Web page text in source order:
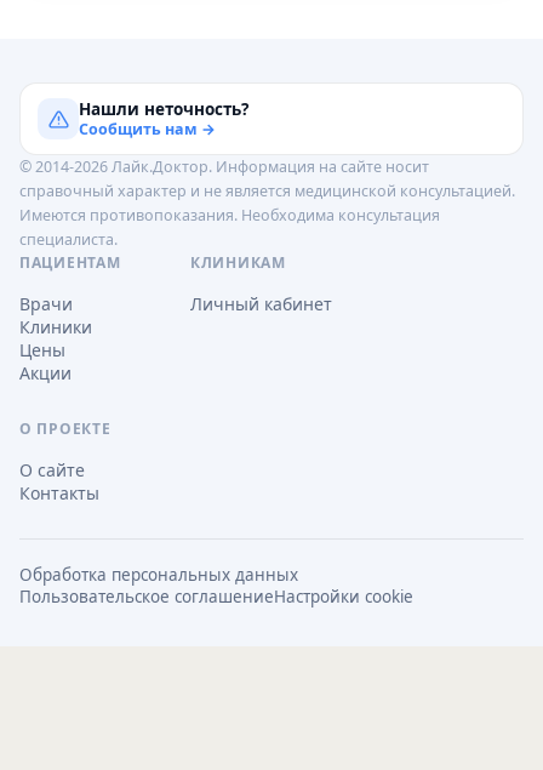
Нашли неточность?
Сообщить нам →
© 2014-2026 Лайк.Доктор. Информация на сайте носит
справочный характер и не является медицинской консультацией.
Имеются противопоказания. Необходима консультация
специалиста.
ПАЦИЕНТАМ
Врачи
Клиники
Цены
Акции
КЛИНИКАМ
Личный кабинет
О ПРОЕКТЕ
О сайте
Контакты
Обработка персональных данных
Пользовательское соглашениеНастройки cookie